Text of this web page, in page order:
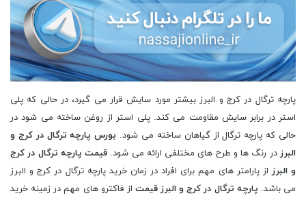
پارچه ترگال در کرج و البرز بیشتر مورد سایش قرار می گیرد، در حالی که پلی
استر در برابر سایش مقاومت می کند. پلی استر از روغن ساخته می شود در
حالی که پارچه ترگال از گیاهان ساخته می شود. بورس پارچه ترگال در کرج و
البرزدر رنگ ها و طرح های مختلفی ارائه می شود. قیمت پارچه ترگال در کرج
و البرز از پارامتر های مهم برای افراد در زمان خرید پارچه ترگال در کرج و البرز
می باشد. پارچه ترگال در کرج و البرز قیمت از فاکترو های مهم در زمینه خرید